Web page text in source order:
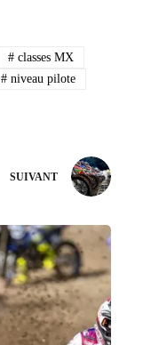
# classes MX
# niveau pilote
SUIVANT